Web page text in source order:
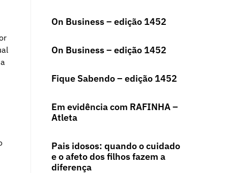
On Business – edição 1452
On Business – edição 1452
Fique Sabendo – edição 1452
Em evidência com RAFINHA –
Atleta
Pais idosos: quando o cuidado
e o afeto dos filhos fazem a
diferença